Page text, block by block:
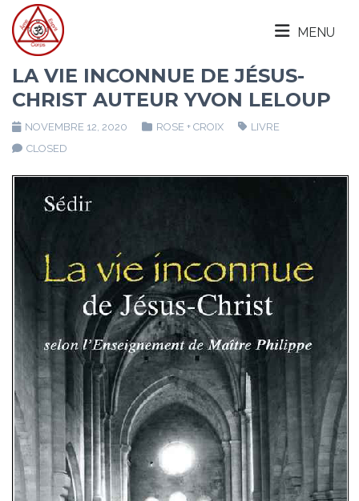
MENU
LA VIE INCONNUE DE JÉSUS-
CHRIST AUTEUR YVON LELOUP
NOVEMBRE 12, 2020 ROSE + CROIX
LIVRE
CLOSED